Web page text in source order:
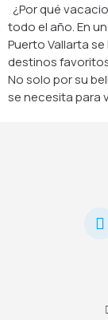
¿Por qué
todo el año. En
Puerto Vallarta
destinos
No solo por su
se necesita para